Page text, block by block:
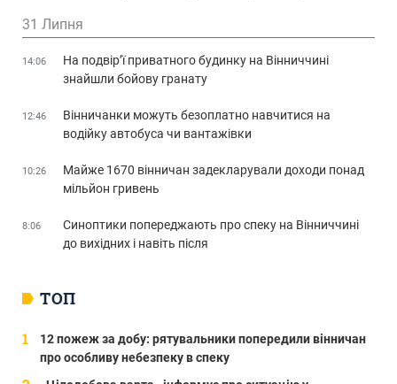
ТОП
12 пожеж за добу: рятувальники попередили вінничан
про особливу небезпеку в спеку
31 Липня
14:06
На подвір’ї приватного будинку на Вінниччині
знайшли бойову гранату
12:46
Вінничанки можуть безоплатно навчитися на
водійку автобуса чи вантажівки
10:26
Майже 1670 вінничан задекларували доходи понад
мільйон гривень
8:06
Синоптики попереджають про спеку на Вінниччині
до вихідних і навіть після